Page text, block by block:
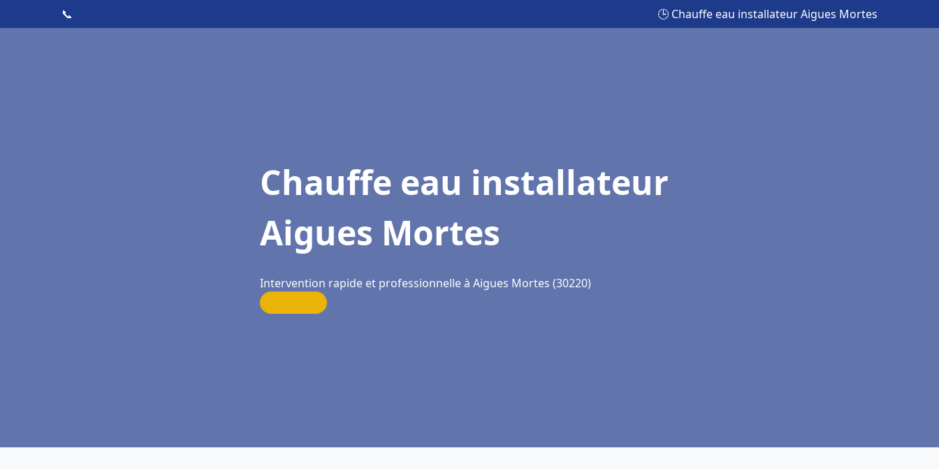
📞 🕒 Chauffe eau installateur Aigues Mortes
Chauffe eau installateur
Aigues Mortes
Intervention rapide et professionnelle à Aigues Mortes (30220)